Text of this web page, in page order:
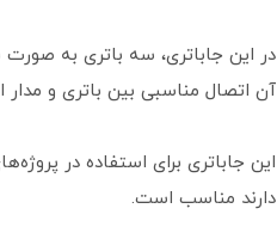
آن اتصال مناسبی بین باتری و مدار
دارند مناسب است.